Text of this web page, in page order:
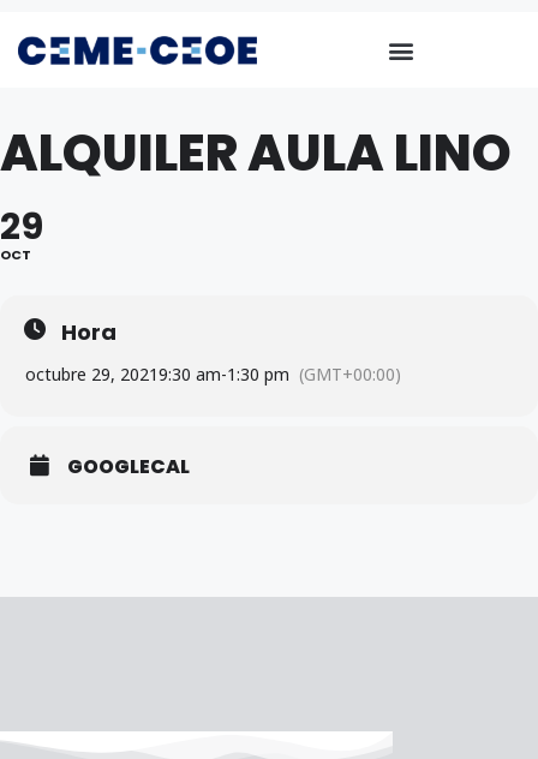
ALQUILER AULA LINO
29
OCT
Hora
octubre 29, 20219:30 am-1:30 pm (GMT+00:00)
GOOGLECAL